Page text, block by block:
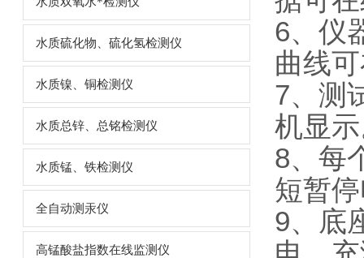
水质硫化物、硫化氢检测仪
水质镍、铜检测仪
水质总锌、总铭检测仪
水质锰、铁检测仪
全自动测汞仪
高锰酸盐指数在线监测仪
6、仪
曲线
7、测
机显
8、每
短暂
9、底